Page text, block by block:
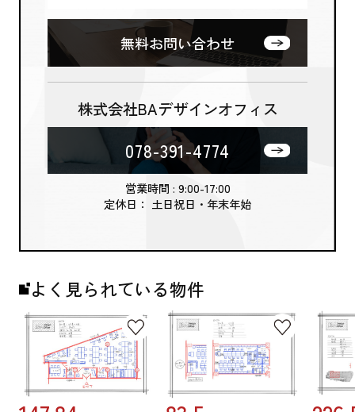
無料お問い合わせ
株式会社BAデザインオフィス
078-391-4774
営業時間 : 9:00-17:00
定休日： 土日祝日・年末年始
よく見られている物件